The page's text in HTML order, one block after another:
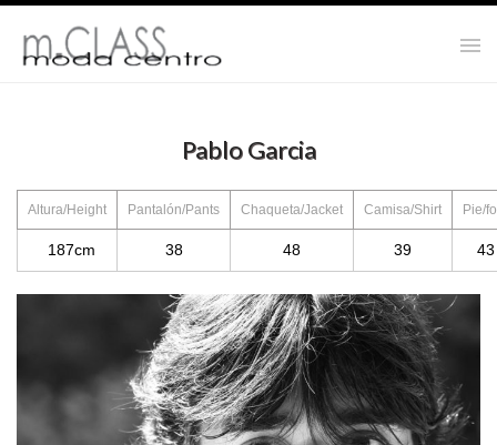
Pablo Garcia
Altura/Height Pantalón/Pants Chaqueta/Jacket Camisa/Shirt Pie/
187cm 38 48 39 43